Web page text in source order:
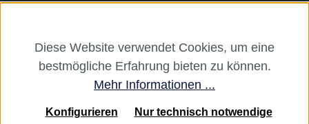
Diese Website verwendet Cookies, um eine
bestmögliche Erfahrung bieten zu können.
Mehr Informationen ...
Nur technisch notwendige
Konfigurieren